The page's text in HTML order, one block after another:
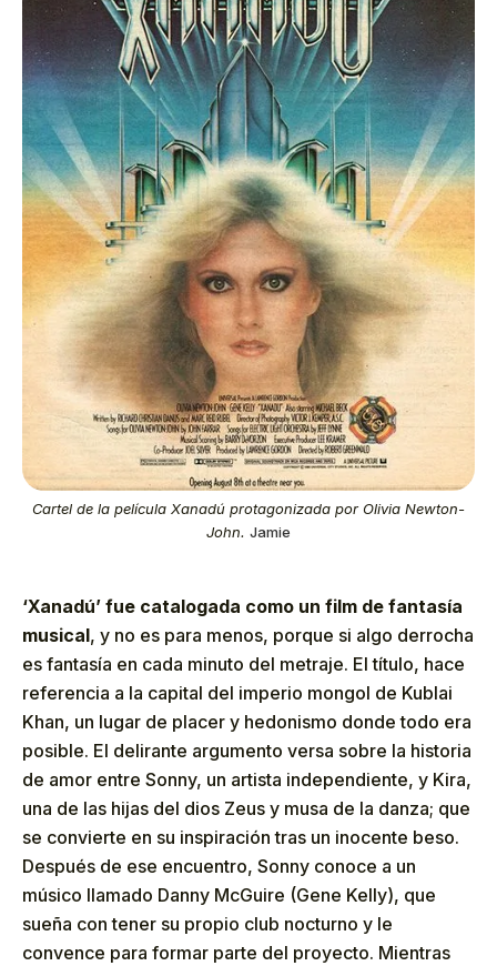
Cartel de la película Xanadú protagonizada por Olivia Newton-
John. Jamie
‘Xanadú’ fue catalogada como un film de fantasía
musical, y no es para menos, porque si algo derrocha
es fantasía en cada minuto del metraje. El título, hace
referencia a la capital del imperio mongol de Kublai
Khan, un lugar de placer y hedonismo donde todo era
posible. El delirante argumento versa sobre la historia
de amor entre Sonny, un artista independiente, y Kira,
una de las hijas del dios Zeus y musa de la danza; que
se convierte en su inspiración tras un inocente beso.
Después de ese encuentro, Sonny conoce a un
músico llamado Danny McGuire (Gene Kelly), que
sueña con tener su propio club nocturno y le
convence para formar parte del proyecto. Mientras